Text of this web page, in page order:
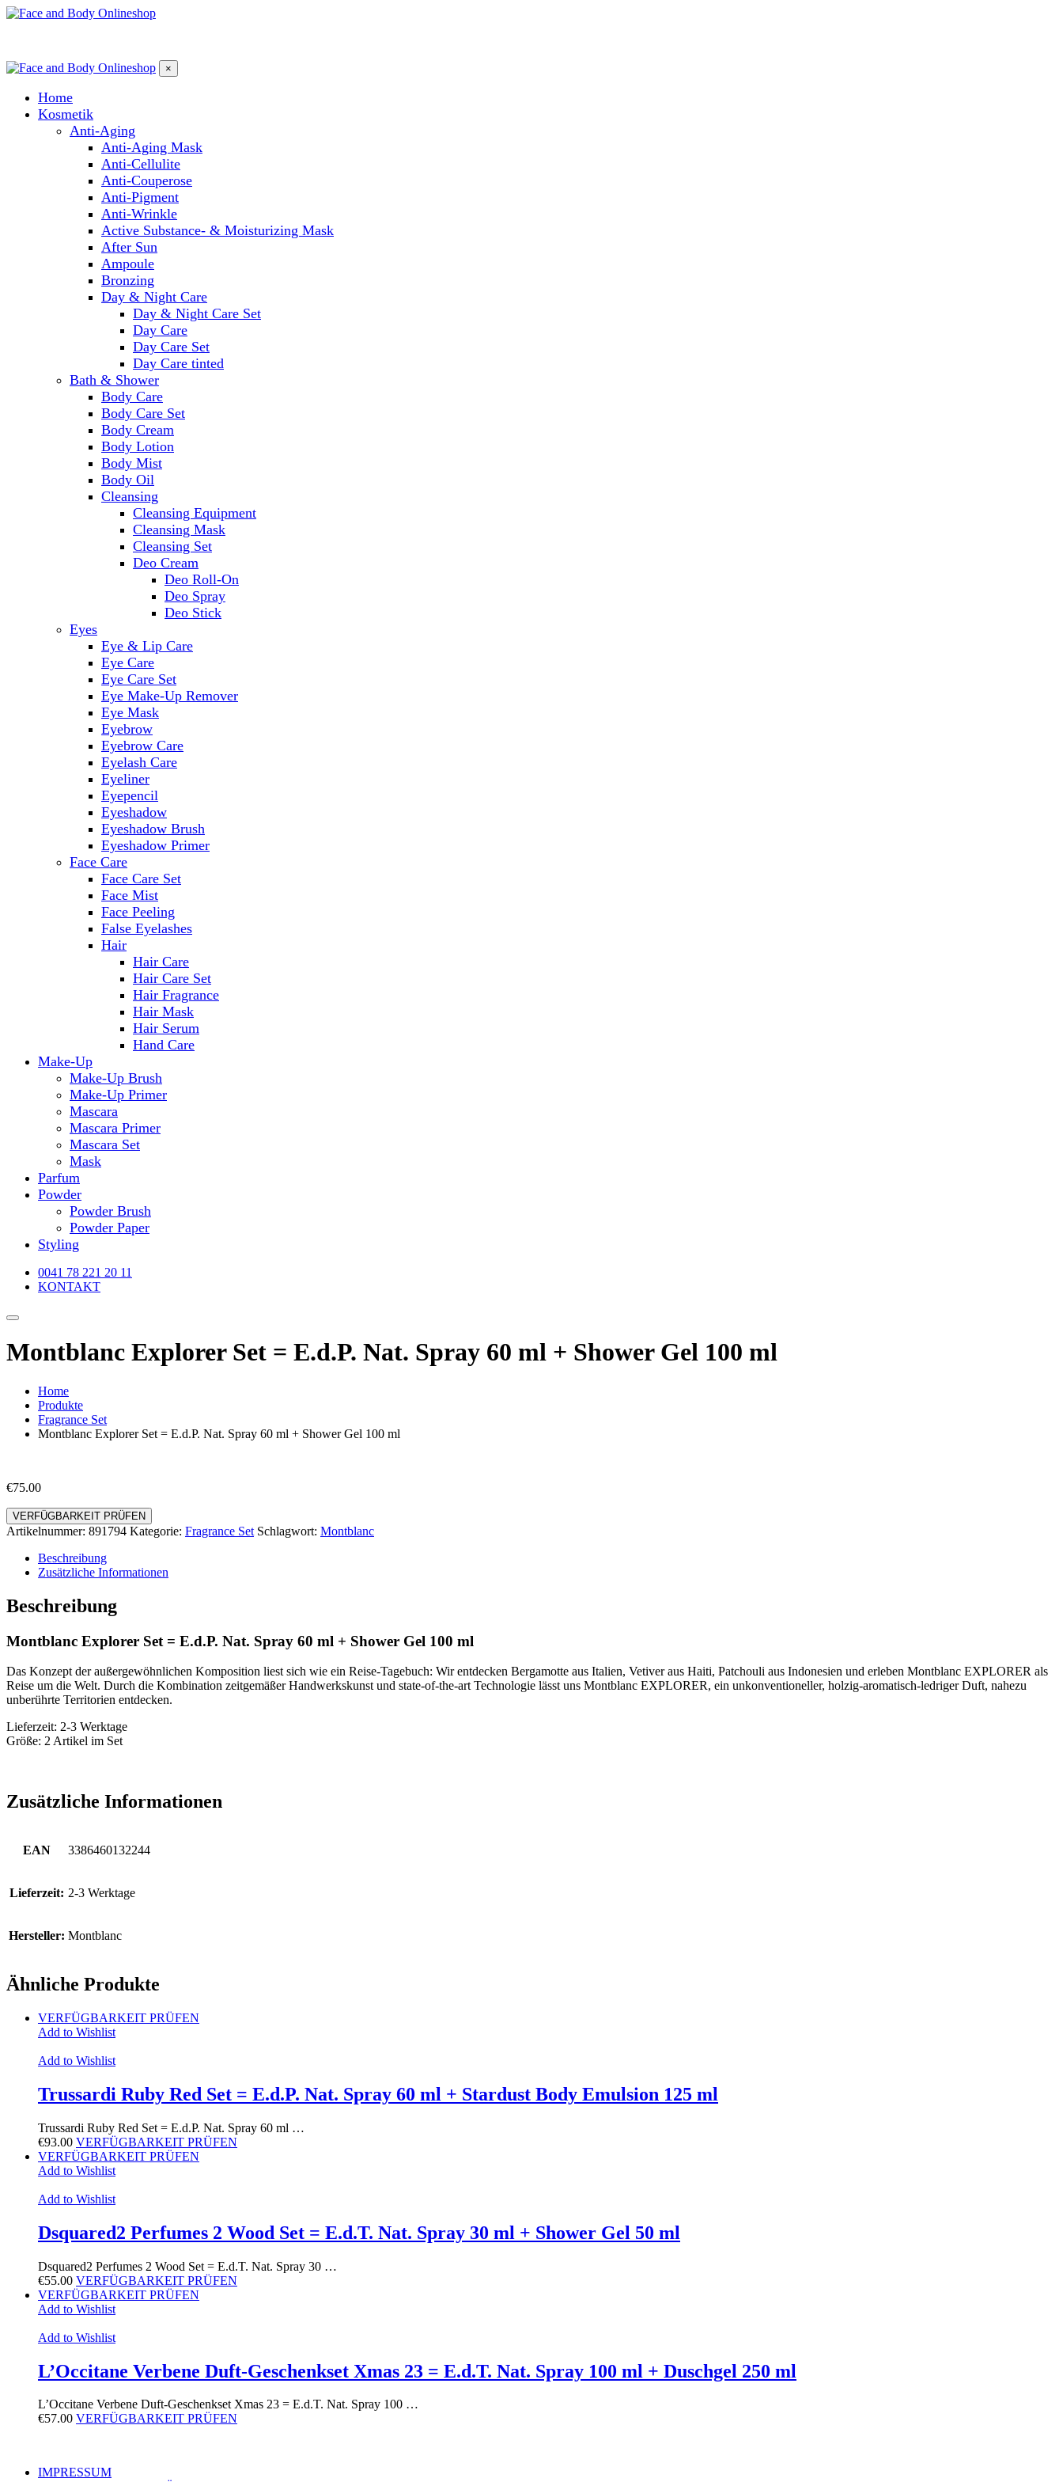
×
Home
Kosmetik
Anti-Aging
Anti-Aging Mask
Anti-Cellulite
Anti-Couperose
Anti-Pigment
Anti-Wrinkle
Active Substance- & Moisturizing Mask
After Sun
Ampoule
Bronzing
Day & Night Care
Day & Night Care Set
Day Care
Day Care Set
Day Care tinted
Bath & Shower
Body Care
Body Care Set
Body Cream
Body Lotion
Body Mist
Body Oil
Cleansing
Cleansing Equipment
Cleansing Mask
Cleansing Set
Deo Cream
Deo Roll-On
Deo Spray
Deo Stick
Eyes
Eye & Lip Care
Eye Care
Eye Care Set
Eye Make-Up Remover
Eye Mask
Eyebrow
Eyebrow Care
Eyelash Care
Eyeliner
Eyepencil
Eyeshadow
Eyeshadow Brush
Eyeshadow Primer
Face Care
Face Care Set
Face Mist
Face Peeling
False Eyelashes
Hair
Hair Care
Hair Care Set
Hair Fragrance
Hair Mask
Hair Serum
Hand Care
Make-Up
Make-Up Brush
Make-Up Primer
Mascara
Mascara Primer
Mascara Set
Mask
Parfum
Powder
Powder Brush
Powder Paper
Styling
0041 78 221 20 11
KONTAKT
Montblanc Explorer Set = E.d.P. Nat. Spray 60 ml + Shower Gel 100 ml
Home
Produkte
Fragrance Set
Montblanc Explorer Set = E.d.P. Nat. Spray 60 ml + Shower Gel 100 ml
€75.00
VERFÜGBARKEIT PRÜFEN
Artikelnummer: 891794 Kategorie: Fragrance Set Schlagwort: Montblanc
Beschreibung
Zusätzliche Informationen
Beschreibung
Montblanc Explorer Set = E.d.P. Nat. Spray 60 ml + Shower Gel 100 ml
Das Konzept der außergewöhnlichen Komposition liest sich wie ein Reise-Tagebuch: Wir entdecken Bergamotte aus Italien, Vetiver aus Haiti, Patchouli aus Indonesien und erleben Montblanc EXPLORER als
Reise um die Welt. Durch die Kombination zeitgemäßer Handwerkskunst und state-of-the-art Technologie lässt uns Montblanc EXPLORER, ein unkonventioneller, holzig-aromatisch-ledriger Duft, nahezu
unberührte Territorien entdecken.
Lieferzeit: 2-3 Werktage
Größe: 2 Artikel im Set
Zusätzliche Informationen
EAN 3386460132244
Lieferzeit: 2-3 Werktage
Hersteller: Montblanc
Ähnliche Produkte
VERFÜGBARKEIT PRÜFEN
Add to Wishlist
Add to Wishlist
Trussardi Ruby Red Set = E.d.P. Nat. Spray 60 ml + Stardust Body Emulsion 125 ml
Trussardi Ruby Red Set = E.d.P. Nat. Spray 60 ml …
€93.00 VERFÜGBARKEIT PRÜFEN
VERFÜGBARKEIT PRÜFEN
Add to Wishlist
Add to Wishlist
Dsquared2 Perfumes 2 Wood Set = E.d.T. Nat. Spray 30 ml + Shower Gel 50 ml
Dsquared2 Perfumes 2 Wood Set = E.d.T. Nat. Spray 30 …
€55.00 VERFÜGBARKEIT PRÜFEN
VERFÜGBARKEIT PRÜFEN
Add to Wishlist
Add to Wishlist
L’Occitane Verbene Duft-Geschenkset Xmas 23 = E.d.T. Nat. Spray 100 ml + Duschgel 250 ml
L’Occitane Verbene Duft-Geschenkset Xmas 23 = E.d.T. Nat. Spray 100 …
€57.00 VERFÜGBARKEIT PRÜFEN
IMPRESSUM